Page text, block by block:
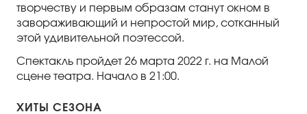
Афиша
Билеты
Контакты
творчеству и первым образам станут окном в
завораживающий и непростой мир, сотканный
этой удивительной поэтессой.
Спектакль пройдет 26 марта 2022 г. на Малой
сцене театра. Начало в 21:00.
ХИТЫ СЕЗОНА